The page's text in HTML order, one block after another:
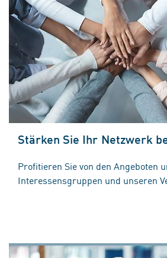
Stärken Sie Ihr Netzwerk
Profitieren Sie von den Angeboten
Interessensgruppen und unseren